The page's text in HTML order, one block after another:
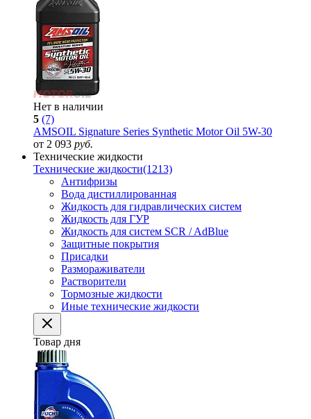
Нет в наличии
5 (7)
AMSOIL Signature Series Synthetic Motor Oil 5W-30
от 2 093 руб.
Технические жидкости
Технические жидкости(1213)
Антифризы
Вода дистиллированная
Жидкость для гидравлических систем
Жидкость для ГУР
Жидкость для систем SCR / AdBlue
Защитные покрытия
Присадки
Размораживатели
Растворители
Тормозные жидкости
Иные технические жидкости
Товар дня